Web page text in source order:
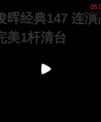
晖经典147 连演
美1杆清台